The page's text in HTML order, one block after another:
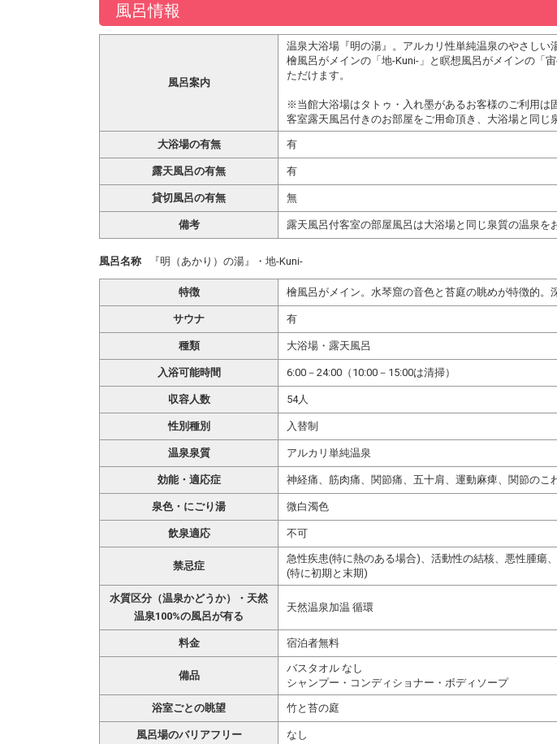
風呂情報
風呂案内
温泉大浴場『明の湯』。アルカリ性単純温泉のやさしい
檜風呂がメインの「地-Kuni-」と瞑想風呂がメインの「
ただけます。
※当館大浴場はタトゥ・入れ墨があるお客様のご利用は
客室露天風呂付きのお部屋をご用命頂き、大浴場と同じ
大浴場の有無 有
露天風呂の有無 有
貸切風呂の有無 無
備考 露天風呂付客室の部屋風呂は大浴場と同じ泉質の温泉を
風呂名称 『明（あかり）の湯』・地-Kuni-
特徴 檜風呂がメイン。水琴窟の音色と苔庭の眺めが特徴的。
サウナ 有
種類 大浴場・露天風呂
入浴可能時間 6:00－24:00（10:00－15:00は清掃）
収容人数 54人
性別種別 入替制
温泉泉質 アルカリ単純温泉
効能・適応症 神経痛、筋肉痛、関節痛、五十肩、運動麻痺、関節の
泉色・にごり湯 微白濁色
飲泉適応 不可
禁忌症
急性疾患(特に熱のある場合)、活動性の結核、悪性腫瘍
(特に初期と末期)
水質区分（温泉かどうか）・天然
温泉100%の風呂が有る
天然温泉加温 循環
料金 宿泊者無料
備品
バスタオル なし
シャンプー・コンディショナー・ボディソープ
浴室ごとの眺望 竹と苔の庭
風呂場のバリアフリー なし